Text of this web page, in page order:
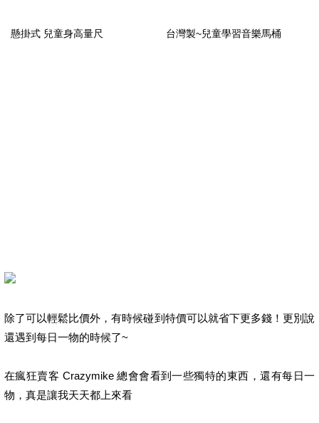
除了可以輕鬆比價外，有時候碰到特價可以就省下更多錢！更別說
還遇到每日一物的時候了~
在瘋狂賣客 Crazymike 總會會看到一些獨特的東西，還有每日一
物，真是讓我天天都上來看